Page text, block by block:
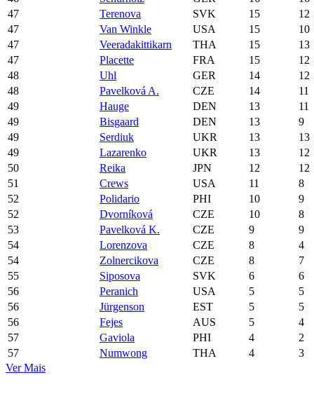
47
Terenova SVK 15
12
47
Van Winkle USA 15
10
47
Veeradakittikarn THA 15
13
47
Placette FRA 15
12
48
Uhl GER 14
12
48
Pavelková A. CZE 14
11
49
Hauge DEN 13
11
49
Bisgaard DEN 13
9
49
Serdiuk UKR 13
13
49
Lazarenko UKR 13
12
50
Reika JPN 12
12
51
Crews USA 11
8
52
Polidario PHI 10
9
52
Dvorníková CZE 10
8
53
Pavelková K. CZE 9
9
54
Lorenzova CZE 8
4
54
Zolnercikova CZE 8
7
55
Siposova SVK 6
6
56
Peranich USA 5
5
56
Jürgenson EST 5
5
56
Fejes AUS 5
4
57
Gaviola PHI 4
2
57
Numwong THA 4
3
Ver Mais